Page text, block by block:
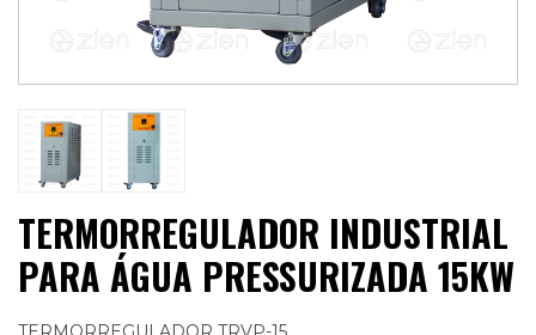
TERMORREGULADOR INDUSTRIAL
PARA ÁGUA PRESSURIZADA 15KW